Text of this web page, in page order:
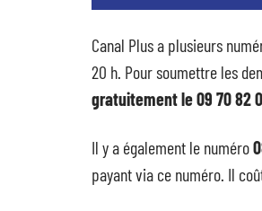
Canal Plus a plusieurs
20 h. Pour soumettre les
gratuitement le 09 70 82
Il y a également le numéro
payant via ce numéro. Il